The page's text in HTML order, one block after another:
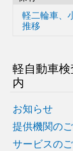
軽二輪車、
推移
軽自動車
内
お知らせ
提供機関の
サービスの